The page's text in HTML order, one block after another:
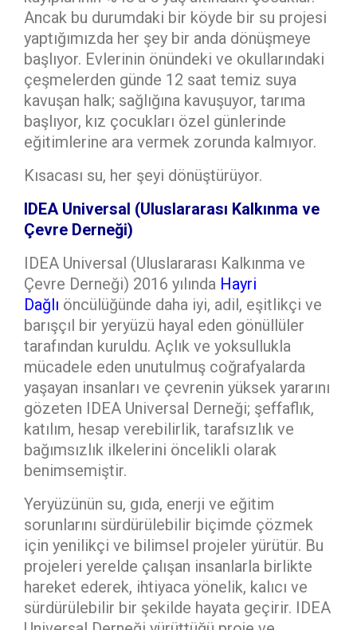
Ancak bu durumdaki bir köyde bir su projesi
yaptığımızda her şey bir anda dönüşmeye
başlıyor. Evlerinin önündeki ve okullarındaki
çeşmelerden günde 12 saat temiz suya
kavuşan halk; sağlığına kavuşuyor, tarıma
başlıyor, kız çocukları özel günlerinde
eğitimlerine ara vermek zorunda kalmıyor.
Kısacası su, her şeyi dönüştürüyor.
IDEA Universal (Uluslararası Kalkınma ve
Çevre Derneği)
IDEA Universal (Uluslararası Kalkınma ve
Çevre Derneği) 2016 yılında Hayri
Dağlı öncülüğünde daha iyi, adil, eşitlikçi ve
barışçıl bir yeryüzü hayal eden gönüllüler
tarafından kuruldu. Açlık ve yoksullukla
mücadele eden unutulmuş coğrafyalarda
yaşayan insanları ve çevrenin yüksek yararını
gözeten IDEA Universal Derneği; şeffaflık,
katılım, hesap verebilirlik, tarafsızlık ve
bağımsızlık ilkelerini öncelikli olarak
benimsemiştir.
Yeryüzünün su, gıda, enerji ve eğitim
sorunlarını sürdürülebilir biçimde çözmek
için yenilikçi ve bilimsel projeler yürütür. Bu
projeleri yerelde çalışan insanlarla birlikte
hareket ederek, ihtiyaca yönelik, kalıcı ve
sürdürülebilir bir şekilde hayata geçirir. IDEA